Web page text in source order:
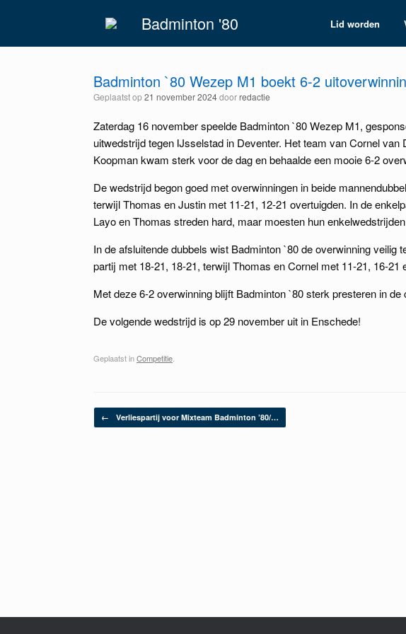
Badminton '80 Lid worden
Badminton `80 Wezep M1 boekt 6-2
Geplaatst op21 november 2024doorredactie
Zaterdag 16 november speelde Badminton `80 Wezep M1,
uitwedstrijd tegen IJsselstad in Deventer. Het team van Cornel
Koopman kwam sterk voor de dag en behaalde een mooie 6-2
De wedstrijd begon goed met overwinningen in beide
terwijl Thomas enJustin met 11-21, 12-21 overtuigden. In de
Layo en Thomas streden hard, maar moesten hun
In de afsluitende dubbels wist Badminton `80 de overwinning veilig
partij met 18-21, 18-21, terwijl Thomas en Cornel met 11-21, 16-21
Met deze 6-2 overwinning blijft Badminton `80 sterk presteren in de
De volgende wedstrijd is op 29 november uit in Enschede!
Geplaatst inCompetitie
Berichtnavigatie
← Verliespartij voor Mixteam Badminton ’80/…